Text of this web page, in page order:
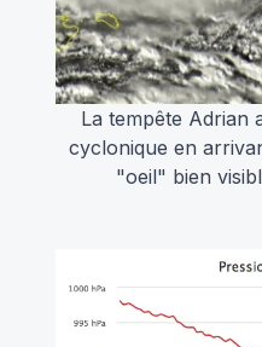
La tempête Adrian
cyclonique en
"oeil" bien